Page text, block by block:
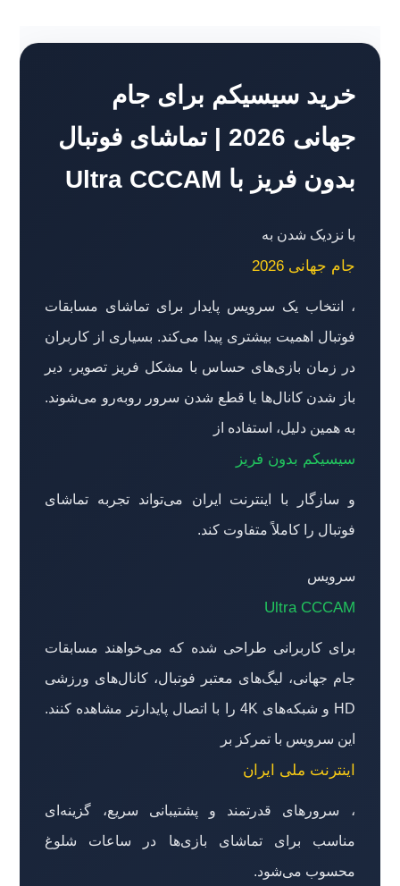
خرید سیسیکم برای جام
جهانی 2026 | تماشای فوتبال
بدون فریز با Ultra CCCAM
با نزدیک شدن به
جام جهانی 2026
، انتخاب یک سرویس پایدار برای تماشای مسابقات
فوتبال اهمیت بیشتری پیدا می‌کند. بسیاری از کاربران
در زمان بازی‌های حساس با مشکل فریز تصویر، دیر
باز شدن کانال‌ها یا قطع شدن سرور روبه‌رو می‌شوند.
به همین دلیل، استفاده از
سیسیکم بدون فریز
و سازگار با اینترنت ایران می‌تواند تجربه تماشای
فوتبال را کاملاً متفاوت کند.
سرویس
Ultra CCCAM
برای کاربرانی طراحی شده که می‌خواهند مسابقات
جام جهانی، لیگ‌های معتبر فوتبال، کانال‌های ورزشی
HD و شبکه‌های 4K را با اتصال پایدارتر مشاهده کنند.
این سرویس با تمرکز بر
اینترنت ملی ایران
، سرورهای قدرتمند و پشتیبانی سریع، گزینه‌ای
مناسب برای تماشای بازی‌ها در ساعات شلوغ
محسوب می‌شود.